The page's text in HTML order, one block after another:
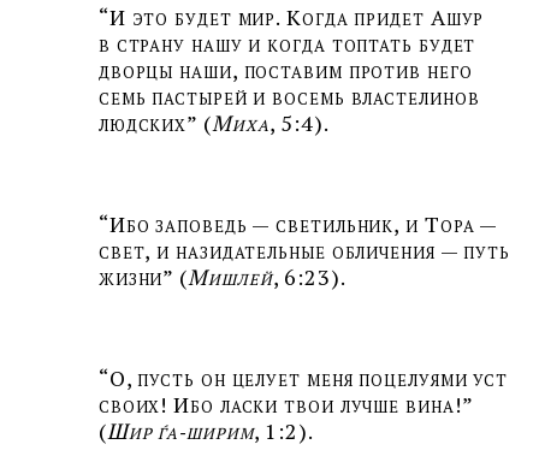
“И это будет мир. Когда придет Ашур
в страну нашу и когда топтать будет
дворцы наши, поставим против него
семь пастырей и восемь властелинов
людских” (Миха, 5:4).
“Ибо заповедь — светильник, и Тора —
свет, и назидательные обличения — путь
жизни” (Мишлей, 6:23).
“О, пусть он целует меня поцелуями уст
своих! Ибо ласки твои лучше вина!”
(Шир ѓа‑ширим, 1:2).